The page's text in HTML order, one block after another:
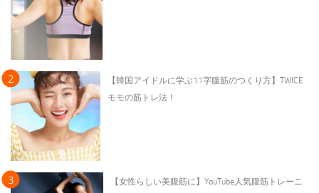
【韓国アイドルに学ぶ11字腹筋のつくり方】TWICE
モモの筋トレ法！
【女性らしい美腹筋に】YouTube人気腹筋トレーニ